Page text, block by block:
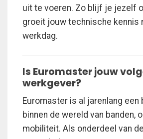
uit te voeren. Zo blijf je jezelf
groeit jouw technische kennis
werkdag.
Is Euromaster jouw
werkgever?
Euromaster is al jarenlang een
binnen de wereld van banden,
mobiliteit. Als onderdeel van